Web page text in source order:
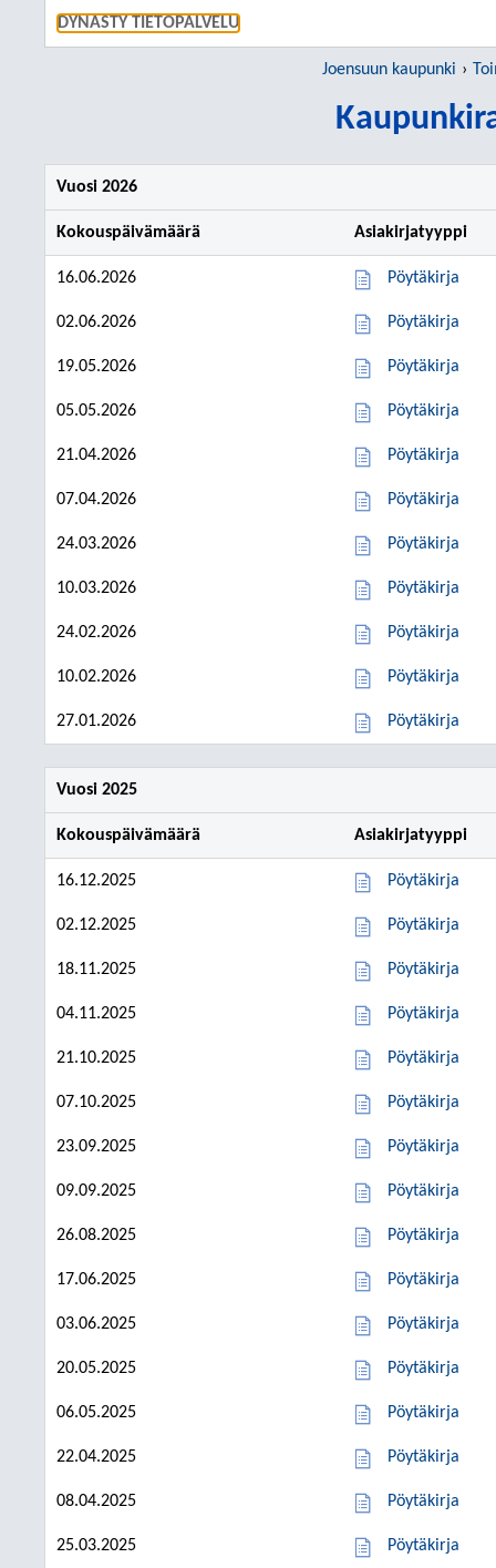
DYNASTY TIETOPALVELU
Joensuun kaupunki
Vuosi 2026
Kokouspäivämäärä Asiakirjatyyppi
16.06.2026 Pöytäkirja
02.06.2026 Pöytäkirja
19.05.2026 Pöytäkirja
05.05.2026 Pöytäkirja
21.04.2026 Pöytäkirja
07.04.2026 Pöytäkirja
24.03.2026 Pöytäkirja
10.03.2026 Pöytäkirja
24.02.2026 Pöytäkirja
10.02.2026 Pöytäkirja
27.01.2026 Pöytäkirja
Vuosi 2025
Kokouspäivämäärä Asiakirjatyyppi
16.12.2025 Pöytäkirja
02.12.2025 Pöytäkirja
18.11.2025 Pöytäkirja
04.11.2025 Pöytäkirja
21.10.2025 Pöytäkirja
07.10.2025 Pöytäkirja
23.09.2025 Pöytäkirja
09.09.2025 Pöytäkirja
26.08.2025 Pöytäkirja
17.06.2025 Pöytäkirja
03.06.2025 Pöytäkirja
20.05.2025 Pöytäkirja
06.05.2025 Pöytäkirja
22.04.2025 Pöytäkirja
08.04.2025 Pöytäkirja
25.03.2025 Pöytäkirja